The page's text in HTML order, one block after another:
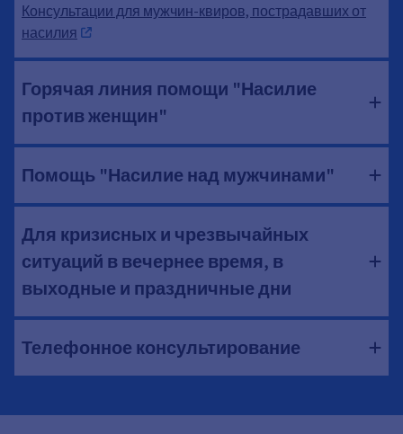
Консультации для мужчин-квиров, пострадавших от
насилия
Горячая линия помощи "Насилие
против женщин"
Помощь "Насилие над мужчинами"
Для кризисных и чрезвычайных
ситуаций в вечернее время, в
выходные и праздничные дни
Телефонное консультирование